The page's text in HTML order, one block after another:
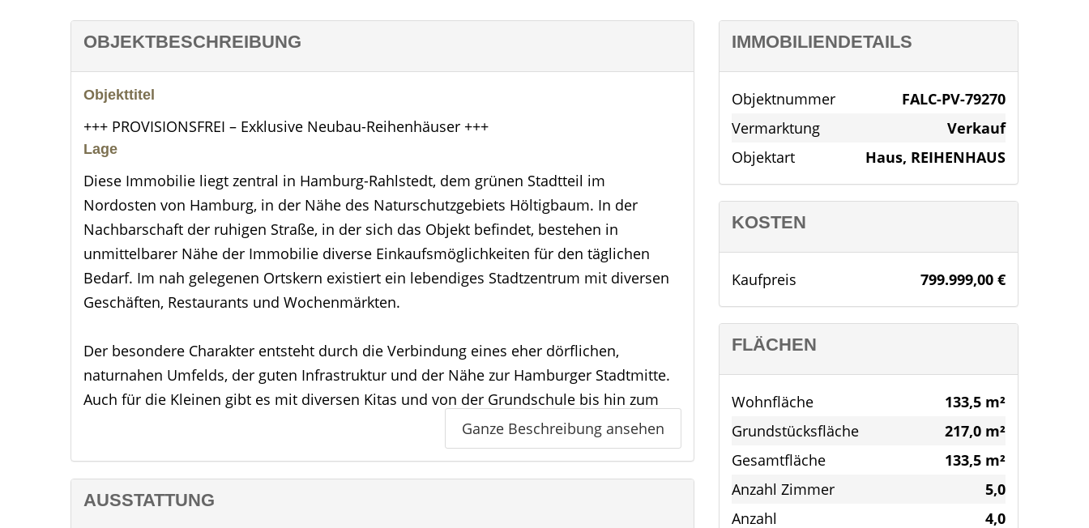
OBJEKTBESCHREIBUNG
Objekttitel
+++ PROVISIONSFREI – Exklusive Neubau-Reihenhäuser +++
Lage
Diese Immobilie liegt zentral in Hamburg-Rahlstedt, dem grünen Stadtteil im
Nordosten von Hamburg, in der Nähe des Naturschutzgebiets Höltigbaum. In der
Nachbarschaft der ruhigen Straße, in der sich das Objekt befindet, bestehen in
unmittelbarer Nähe der Immobilie diverse Einkaufsmöglichkeiten für den täglichen
Bedarf. Im nah gelegenen Ortskern existiert ein lebendiges Stadtzentrum mit diversen
Geschäften, Restaurants und Wochenmärkten.
Der besondere Charakter entsteht durch die Verbindung eines eher dörflichen,
naturnahen Umfelds, der guten Infrastruktur und der Nähe zur Hamburger Stadtmitte.
Auch für die Kleinen gibt es mit diversen Kitas und von der Grundschule bis hin zum
Egal, ob Sie einen Spaziergang entlang der Wandse machen, als Wassersportler Ihre
gestalten.
Ganze Beschreibung ansehen
AUSSTATTUNG
IMMOBILIENDETAILS
Objektnummer
FALC-PV-79270
Vermarktung
Verkauf
Objektart
Haus, REIHENHAUS
KOSTEN
Kaufpreis 799.999,00 €
FLÄCHEN
Wohnfläche
133,5 m²
Grundstücksfläche
217,0 m²
Gesamtfläche
133,5 m²
Anzahl Zimmer
5,0
Anzahl
4,0